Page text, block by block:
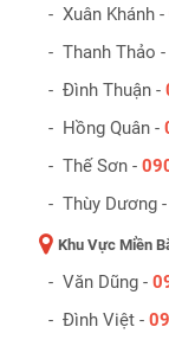
- Xuân Khánh -
- Thanh Thảo -
- Đình Thuận -
- Hồng Quân -
- Thế Sơn -
- Thùy Dương -
Khu Vực Miền
- Văn Dũng -
- Đình Việt -